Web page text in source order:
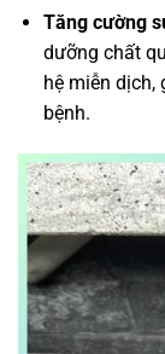
Tăng cường
dưỡng chất
hệ miễn dịch,
bệnh.